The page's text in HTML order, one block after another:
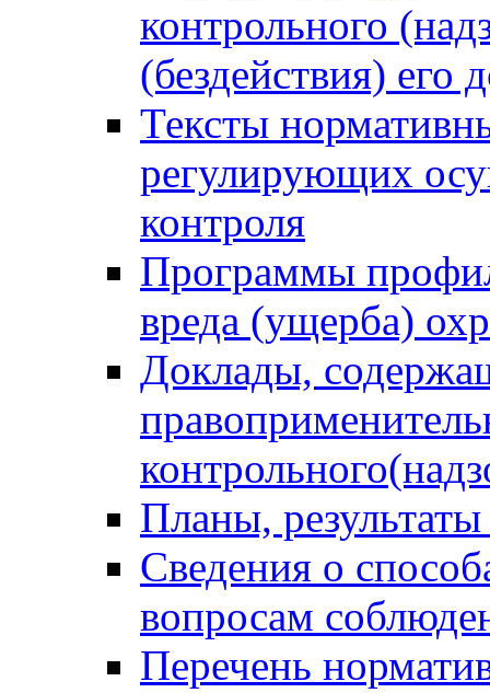
контрольного
(бездействия)
Тексты
регулирующих
контроля
Программы
вреда (ущерба)
Доклады,
Планы,
Сведения о
вопросам
Перечень